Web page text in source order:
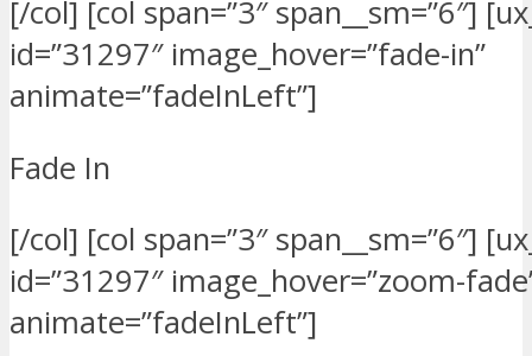
[/col] [col span=”3″ span__sm=”6″]
id=”31297″ image_hover=”fade-in”
animate=”fadeInLeft”]
Fade In
[/col] [col span=”3″ span__sm=”6″]
id=”31297″ image_hover=”zoom-
animate=”fadeInLeft”]